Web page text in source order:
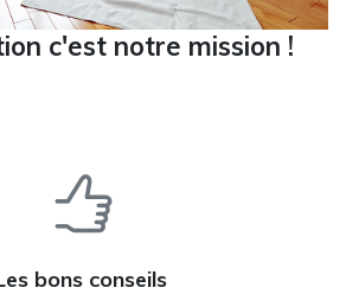
c'est notre mission !
bons conseils